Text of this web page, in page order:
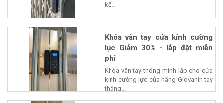
kế...
Khóa vân tay cửa kính cường
lực Giảm 30% - lắp đặt miễn
phí
Khóa vân tay thông minh lắp cho cửa
kính cường lực của hãng Giovanin tay
thông...